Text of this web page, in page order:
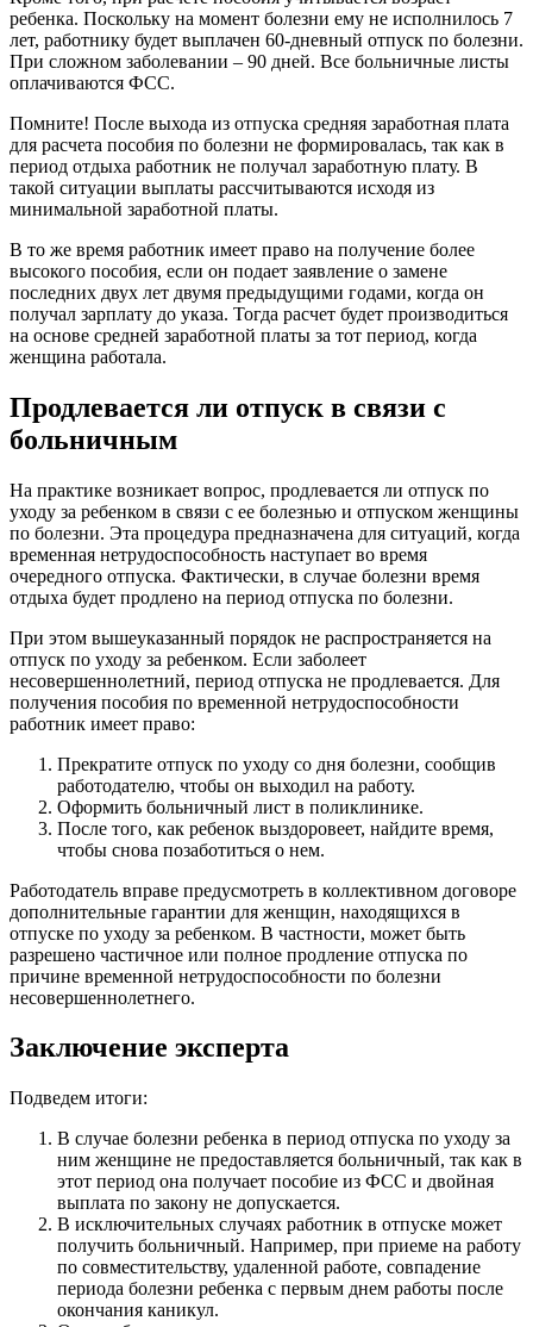
ребенка. Поскольку на момент болезни ему не исполнилось 7
лет, работнику будет выплачен 60-дневный отпуск по болезни.
При сложном заболевании – 90 дней. Все больничные листы
оплачиваются ФСС.
Помните! После выхода из отпуска средняя заработная плата
для расчета пособия по болезни не формировалась, так как в
период отдыха работник не получал заработную плату. В
такой ситуации выплаты рассчитываются исходя из
минимальной заработной платы.
В то же время работник имеет право на получение более
высокого пособия, если он подает заявление о замене
последних двух лет двумя предыдущими годами, когда он
получал зарплату до указа. Тогда расчет будет производиться
на основе средней заработной платы за тот период, когда
женщина работала.
Продлевается ли отпуск в связи с
больничным
На практике возникает вопрос, продлевается ли отпуск по
уходу за ребенком в связи с ее болезнью и отпуском женщины
по болезни. Эта процедура предназначена для ситуаций, когда
временная нетрудоспособность наступает во время
очередного отпуска. Фактически, в случае болезни время
отдыха будет продлено на период отпуска по болезни.
При этом вышеуказанный порядок не распространяется на
отпуск по уходу за ребенком. Если заболеет
несовершеннолетний, период отпуска не продлевается. Для
получения пособия по временной нетрудоспособности
работник имеет право:
Прекратите отпуск по уходу со дня болезни, сообщив
работодателю, чтобы он выходил на работу.
Оформить больничный лист в поликлинике.
После того, как ребенок выздоровеет, найдите время,
чтобы снова позаботиться о нем.
Работодатель вправе предусмотреть в коллективном договоре
дополнительные гарантии для женщин, находящихся в
отпуске по уходу за ребенком. В частности, может быть
разрешено частичное или полное продление отпуска по
причине временной нетрудоспособности по болезни
несовершеннолетнего.
Заключение эксперта
Подведем итоги:
В случае болезни ребенка в период отпуска по уходу за
ним женщине не предоставляется больничный, так как в
этот период она получает пособие из ФСС и двойная
выплата по закону не допускается.
В исключительных случаях работник в отпуске может
получить больничный. Например, при приеме на работу
по совместительству, удаленной работе, совпадение
периода болезни ребенка с первым днем ​​работы после
окончания каникул.